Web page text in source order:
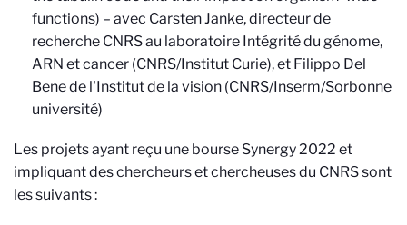
functions) – avec Carsten Janke, directeur de
recherche CNRS au laboratoire Intégrité du génome,
ARN et cancer (CNRS/Institut Curie), et Filippo Del
Bene de l'Institut de la vision (CNRS/Inserm/Sorbonne
université)
Les projets ayant reçu une bourse Synergy 2022 et
impliquant des chercheurs et chercheuses du CNRS sont
les suivants :